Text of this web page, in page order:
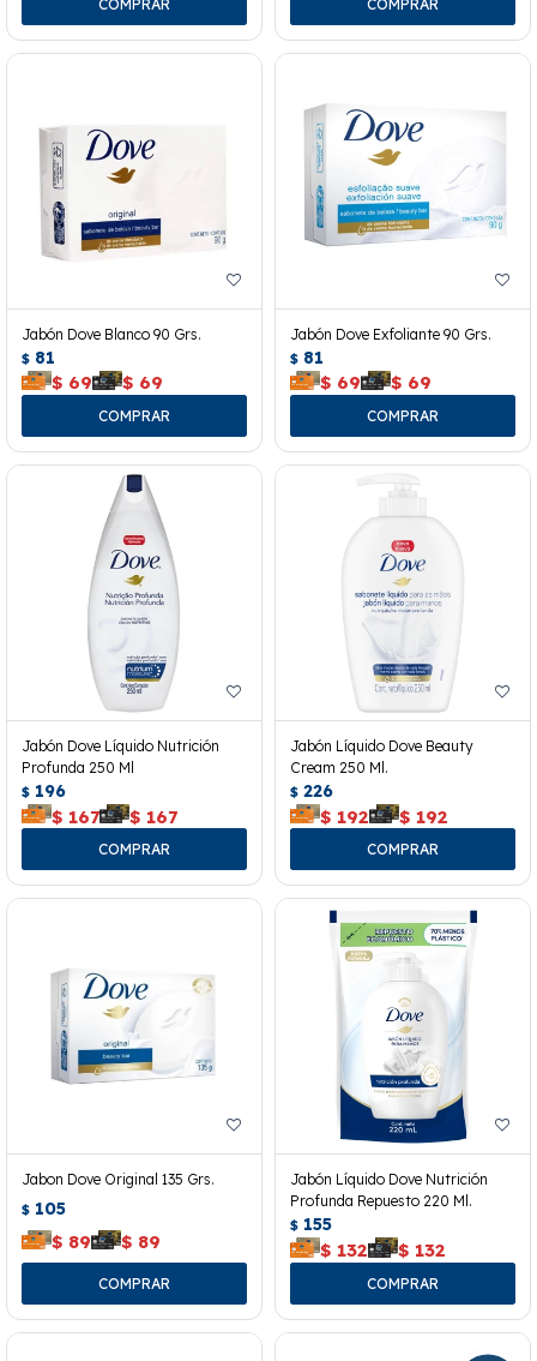
Jabón Dove Blanco 90 Grs.
$ 81
$ 69 $ 69
Jabón Dove Exfoliante 90 Grs.
$ 81
$ 69 $ 69
Jabón Dove Líquido Nutrición
Profunda 250 Ml
$ 196
$ 167 $ 167
Jabón Líquido Dove Beauty
Cream 250 Ml.
$ 226
$ 192 $ 192
Jabon Dove Original 135 Grs.
$ 105
$ 89 $ 89
Jabón Líquido Dove Nutrición
Profunda Repuesto 220 Ml.
$ 155
$ 132 $ 132